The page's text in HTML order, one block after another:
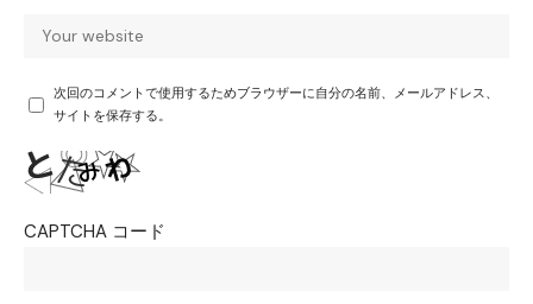
次回のコメントで使用するためブラウザーに自分の名前、メールアドレス、
サイトを保存する。
CAPTCHA コード